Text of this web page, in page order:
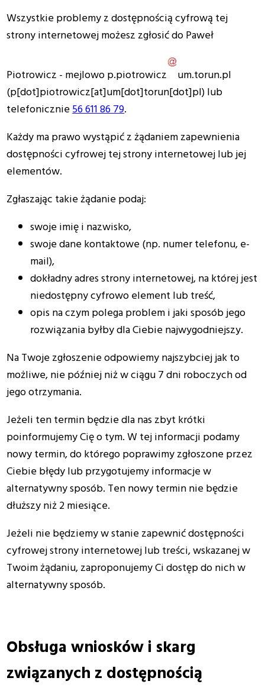
Wszystkie problemy z dostępnością cyfrową tej
strony internetowej możesz zgłosić doPaweł
Piotrowicz - mejlowop.piotrowicz um.torun.pl
(p[dot]piotrowicz[at]um[dot]torun[dot]pl)lub
telefonicznie56 611 86 79.
Każdy ma prawo wystąpić z żądaniem zapewnienia
dostępności cyfrowej tej strony internetowej lub jej
elementów.
Zgłaszając takie żądanie podaj:
swoje imię i nazwisko,
swoje dane kontaktowe (np. numer telefonu, e-
mail),
dokładny adres strony internetowej, na której jest
niedostępny cyfrowo element lub treść,
opis na czym polega problem i jaki sposób jego
rozwiązania byłby dla Ciebie najwygodniejszy.
Na Twoje zgłoszenie odpowiemy najszybciej jak to
możliwe, nie później niż w ciągu 7 dni roboczych od
jego otrzymania.
Jeżeli ten termin będzie dla nas zbyt krótki
poinformujemy Cię o tym. W tej informacji podamy
nowy termin, do którego poprawimy zgłoszone przez
Ciebie błędy lub przygotujemy informacje w
alternatywny sposób. Ten nowy termin nie będzie
dłuższy niż 2 miesiące.
Jeżeli nie będziemy w stanie zapewnić dostępności
cyfrowej strony internetowej lub treści, wskazanej w
Twoim żądaniu, zaproponujemy Ci dostęp do nich w
alternatywny sposób.
Obsługa wniosków i skarg
związanych z dostępnością